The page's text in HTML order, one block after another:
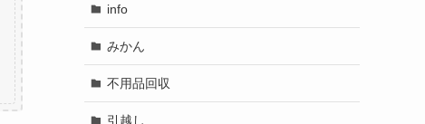
info
みかん
不用品回収
引越し